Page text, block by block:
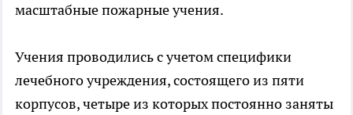
масштабные пожарные учения.
Учения проводились с учетом специфики
лечебного учреждения, состоящего из пяти
корпусов, четыре из которых постоянно заняты